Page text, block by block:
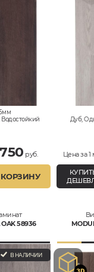
руб.
КОРЗИНУ
Дуб,
Цена за 1
OAK 58936
В НАЛИЧИИ